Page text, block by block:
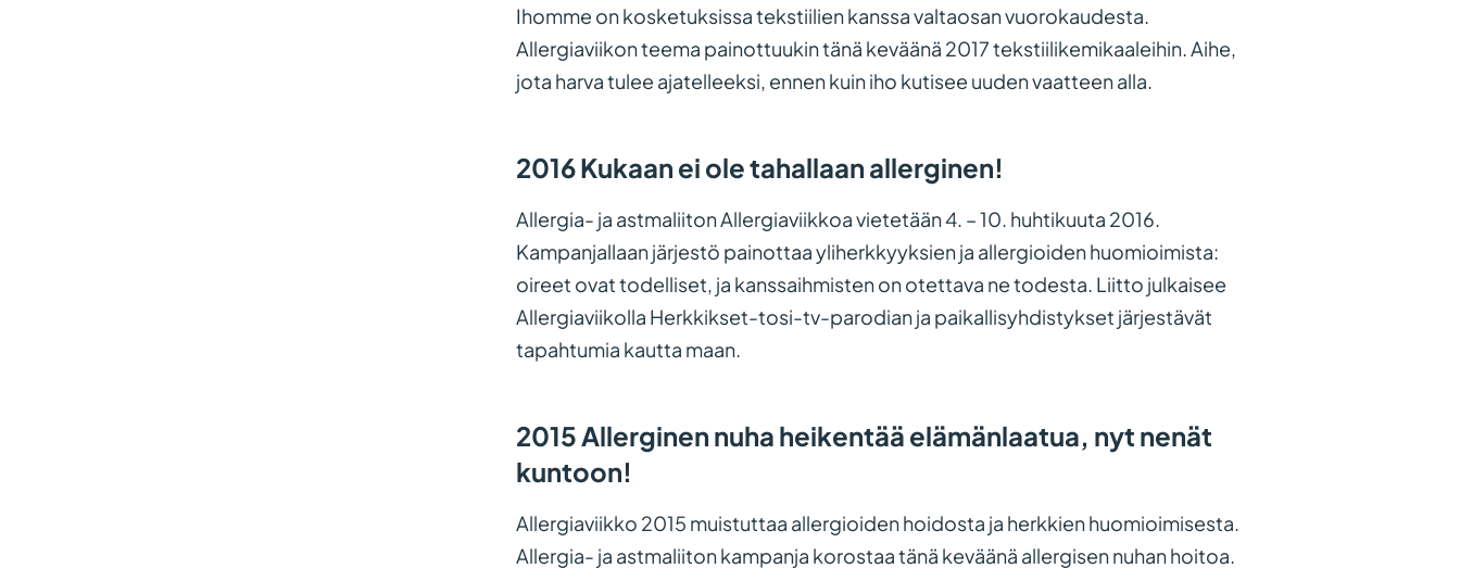
Ihomme on kosketuksissa tekstiilien kanssa valtaosan vuorokaudesta.
Allergiaviikon teema painottuukin tänä keväänä 2017 tekstiilikemikaaleihin. Aihe,
jota harva tulee ajatelleeksi, ennen kuin iho kutisee uuden vaatteen alla.
2016 Kukaan ei ole tahallaan allerginen!
Allergia- ja astmaliiton Allergiaviikkoa vietetään 4. – 10. huhtikuuta 2016.
Kampanjallaan järjestö painottaa yliherkkyyksien ja allergioiden huomioimista:
oireet ovat todelliset, ja kanssaihmisten on otettava ne todesta. Liitto julkaisee
Allergiaviikolla Herkkikset-tosi-tv-parodian ja paikallisyhdistykset järjestävät
tapahtumia kautta maan.
2015 Allerginen nuha heikentää elämänlaatua, nyt nenät
kuntoon!
Allergiaviikko 2015 muistuttaa allergioiden hoidosta ja herkkien huomioimisesta.
Allergia- ja astmaliiton kampanja korostaa tänä keväänä allergisen nuhan hoitoa.